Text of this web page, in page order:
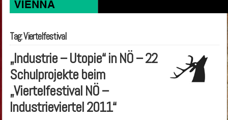
Tag: Viertelfestival
„Industrie – Utopie“ in NÖ – 22
Schulprojekte beim
„Viertelfestival NÖ –
Industrieviertel 2011“